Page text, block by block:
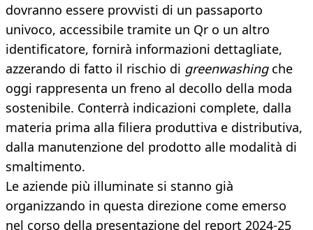
dovranno essere provvisti di un passaporto
univoco, accessibile tramite un Qr o un altro
identificatore, fornirà informazioni dettagliate,
azzerando di fatto il rischio di greenwashingche
oggi rappresenta un freno al decollo della moda
sostenibile. Conterrà indicazioni complete, dalla
materia prima alla filiera produttiva e distributiva,
dalla manutenzione del prodotto alle modalità di
smaltimento.
Le aziende più illuminate si stanno già
organizzando in questa direzione come emerso
nel corso della presentazione del report 2024-25